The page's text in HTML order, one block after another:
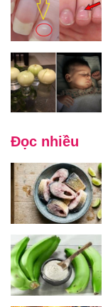
Đọc nhiều